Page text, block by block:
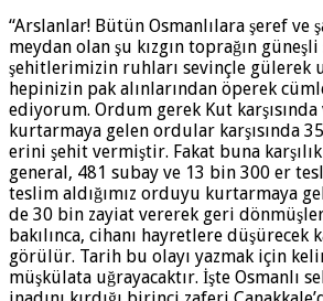
“Arslanlar! Bütün Osmanlılara şeref ve
meydan olan şu kızgın toprağın güneşli
şehitlerimizin ruhları sevinçle gülerek
hepinizin pak alınlarından öperek
ediyorum. Ordum gerek Kut karşısında
kurtarmaya gelen ordular karşısında
erini şehit vermiştir. Fakat buna
general, 481 subay ve 13 bin 300 er
teslim aldığımız orduyu kurtarmaya
de 30 bin zayiat vererek geri
bakılınca, cihanı hayretlere
görülür. Tarih bu olayı yazmak için
müşkülata uğrayacaktır. İşte Osmanlı